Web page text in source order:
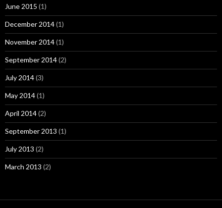
June 2015 (1)
December 2014(1)
November 2014(1)
September 2014(2)
July 2014(3)
May 2014(1)
April 2014(2)
September 2013 (1)
July 2013 (2)
March 2013 (2)